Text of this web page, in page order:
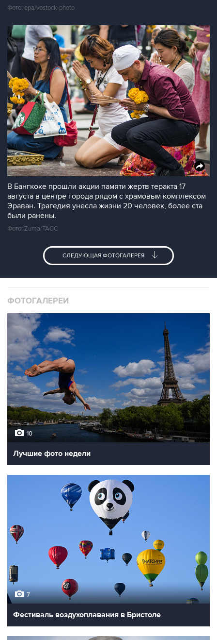
Фото: epa/vostock-photo
В Бангкоке прошли акции памяти жертв теракта 17
августа в центре города рядом с храмовым комплексом
Эраван. Трагедия унесла жизни 20 человек, более ста
были ранены.
Фото: Zuma/ТАСС
СЛЕДУЮЩАЯ ФОТОГАЛЕРЕЯ
ФОТОГАЛЕРЕИ
10
Лучшие фото недели
7
Фестиваль воздухоплавания в Бристоле